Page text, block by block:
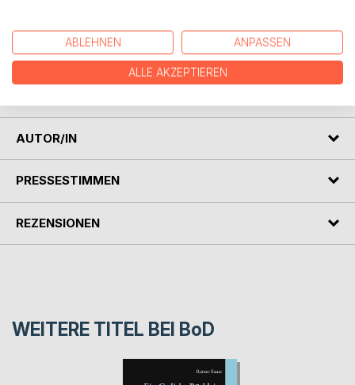
365 Gedichte für jeden einzelnen Jahrestag und das eine
gewisse für das seltene, aber doch immer wiederkehrende
AUTOR/IN
PRESSESTIMMEN
REZENSIONEN
WEITERE TITEL BEI BoD
ABLEHNEN ANPASSEN
ALLE AKZEPTIEREN